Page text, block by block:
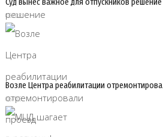
06/08
Возле Центра реабилитации
06/08